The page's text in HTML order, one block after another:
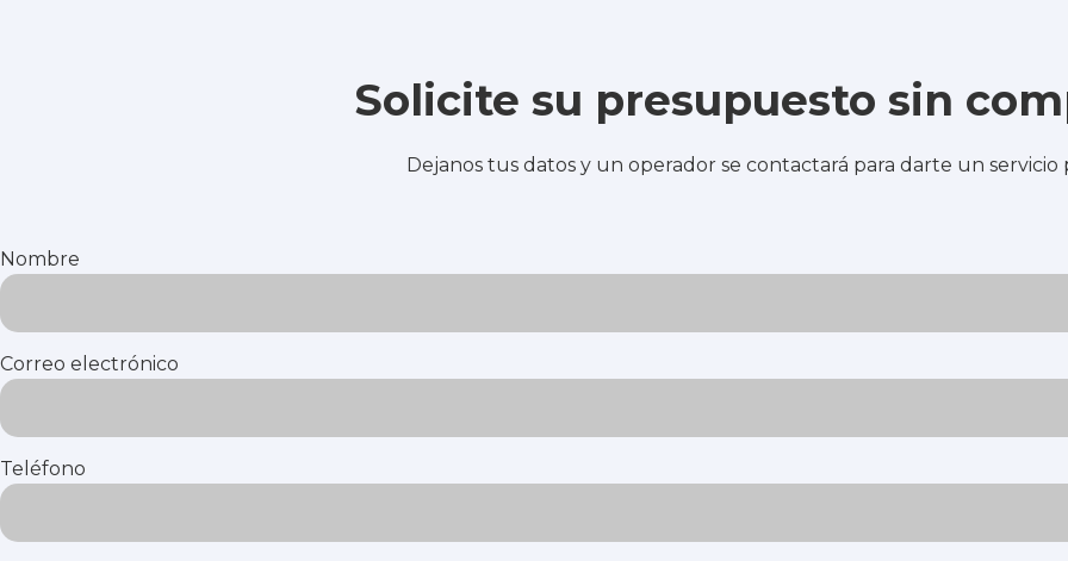
Solicite su presupuesto sin
Dejanos tus datos y un operador se contactará para darte un servicio
Nombre
Correo electrónico
Teléfono